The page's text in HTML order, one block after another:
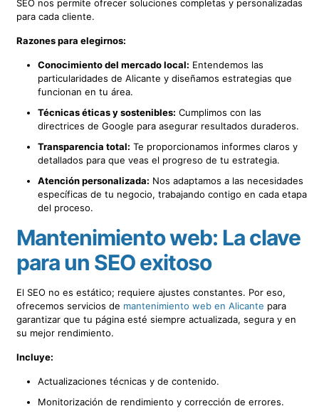
SEO nos permite ofrecer soluciones completas y personalizadas
para cada cliente.
Razones para elegirnos:
Conocimiento del mercado local: Entendemos las
particularidades de Alicante y diseñamos estrategias que
funcionan en tu área.
Técnicas éticas y sostenibles: Cumplimos con las
directrices de Google para asegurar resultados duraderos.
Transparencia total: Te proporcionamos informes claros y
detallados para que veas el progreso de tu estrategia.
Atención personalizada: Nos adaptamos a las necesidades
específicas de tu negocio, trabajando contigo en cada etapa
del proceso.
Mantenimiento web: La clave
para un SEO exitoso
El SEO no es estático; requiere ajustes constantes. Por eso,
ofrecemos servicios de mantenimiento web en Alicante para
garantizar que tu página esté siempre actualizada, segura y en
su mejor rendimiento.
Incluye:
Actualizaciones técnicas y de contenido.
Monitorización de rendimiento y corrección de errores.